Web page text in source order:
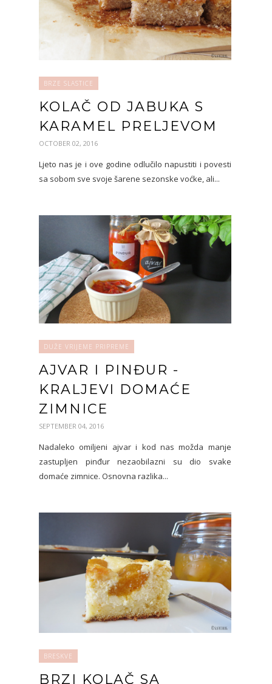
BRZE SLASTICE
KOLAČ OD JABUKA S
KARAMEL PRELJEVOM
OCTOBER 02, 2016
Ljeto nas je i ove godine odlučilo napustiti i povesti
sa sobom sve svoje šarene sezonske voćke, ali...
DUŽE VRIJEME PRIPREME
AJVAR I PINĐUR -
KRALJEVI DOMAĆE
ZIMNICE
SEPTEMBER 04, 2016
Nadaleko omiljeni ajvar i kod nas možda manje
zastupljen pinđur nezaobilazni su dio svake
domaće zimnice. Osnovna razlika...
BRESKVE
BRZI KOLAČ SA